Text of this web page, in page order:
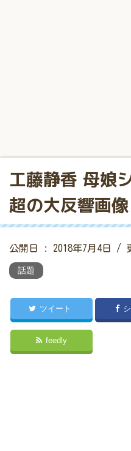
工藤静香 母娘
超の大反響画像
公開日 : 2018年7月4日 /
話題
ツイート
feedly